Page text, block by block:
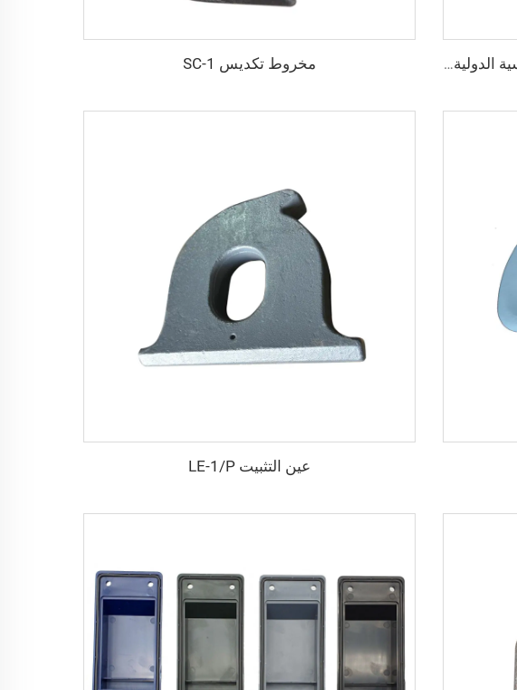
معدات نقل الحاويات عربة الحاويات القياسية الدولية عجلات انزلاق دوارة مخروط تكديس SC-1
عين التثبيت LE-1/P